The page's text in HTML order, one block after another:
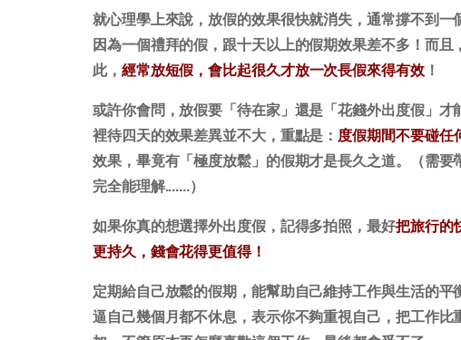
就心理學上來說，放假的效果很快就消失，通常撐不到一
因為一個禮拜的假，跟十天以上的假期效果差不多！而
此， 經常放短假，會比起很久才放一次長假來得有效！
或許你會問，放假要「待在家」還是「花錢外出度假」
裡待四天的效果差異並不大，重點是： 度假期間不要碰任
效果，畢竟有「極度放鬆」的假期才是長久之道。（需
完全能理解.......）
如果你真的想選擇外出度假，記得多拍照，最好把旅行的
更持久，錢會花得更值得！
定期給自己放鬆的假期，能幫助自己維持工作與生活的
逼自己幾個月都不休息，表示你不夠重視自己，把工作